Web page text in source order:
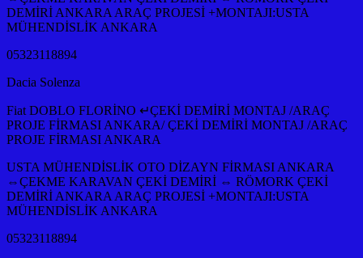
DEMİRİ ANKARA ARAÇ PROJESİ +MONTAJI:USTA
MÜHENDİSLİK ANKARA
05323118894
Dacia Solenza
Fiat DOBLO FLORİNO ↵ÇEKİ DEMİRİ MONTAJ /ARAÇ
PROJE FİRMASI ANKARA/ ÇEKİ DEMİRİ MONTAJ /ARAÇ
PROJE FİRMASI ANKARA
USTA MÜHENDİSLİK OTO DİZAYN FİRMASI ANKARA
⇔ÇEKME KARAVAN ÇEKİ DEMİRİ ⇔ RÖMORK ÇEKİ
DEMİRİ ANKARA ARAÇ PROJESİ +MONTAJI:USTA
MÜHENDİSLİK ANKARA
05323118894